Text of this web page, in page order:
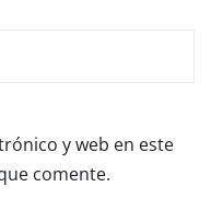
y web en este
comente.